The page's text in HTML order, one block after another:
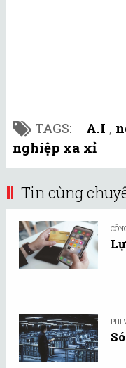
TAGS: A.I ,
nghiệp xa xỉ
Tin cùng
PHI